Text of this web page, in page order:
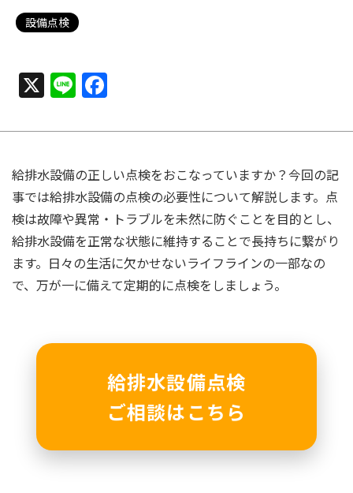
設備点検
X Line
給排水設備の正しい点検をおこなっていますか？今回の記
事では給排水設備の点検の必要性について解説します。点
検は故障や異常・トラブルを未然に防ぐことを目的とし、
給排水設備を正常な状態に維持することで長持ちに繋がり
ます。日々の生活に欠かせないライフラインの一部なの
で、万が一に備えて定期的に点検をしましょう。
給排水設備点検
ご相談はこちら